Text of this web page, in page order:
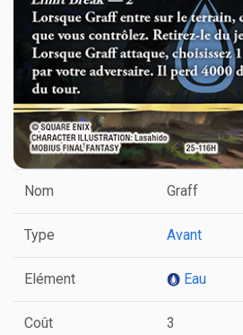
Nom Graff
Type Avant
Elément Eau
Coût 3